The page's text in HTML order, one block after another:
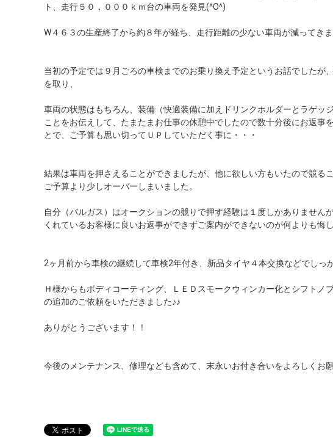
ト、走行５０，０００ｋｍ台の車両を発見(^O^)
W４６３の生産終了から約８年が経ち、走行距離の少ない車両が減ってき
当初の予定では９月ごろの車検までのお乗り換え予定というお話でしたが
を取り、
車両の状態はもちろん、装備（快適装備に加えドリンクホルダーとラゲッ
ことをお伝えして、たまたまお仕事の休憩中でしたので数十分後にお返事
とで、ご予算も思い切ってＵＰしていただく事に・・・
結果は車両を押さえることができましたが、他に欲しい方もいたので競る
ご予算より少しオーバーしまいました。
自分（バルガス）はオークションの競りで押す経験は１度しかありません
くれているお客様に良いお返事ができずご案内ができないのが何よりも悔
2ヶ月前から車検の継続して車検2年付き、新品タイヤ４本交換などでしっ
Ｈ様からもボディコーティング、ＬＥＤスモークウィンカー化とシフトノ
の追加のご依頼をいただきました♪♪
ありがとうございます！！
今後のメンテナンス、修理なども含めて、末永いお付き合いをよろしくお願